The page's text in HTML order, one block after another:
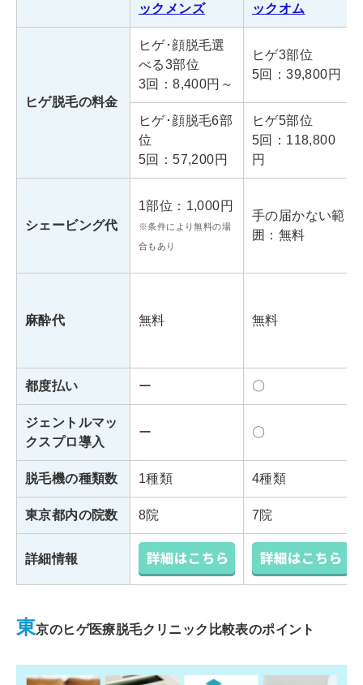
ックメンズ
ックオム
ヒゲ脱毛の料金
ヒゲ･顔脱毛選
べる3部位
3回：8,400円～
ヒゲ3部位
5回：39,800円
ヒゲ･顔脱毛6部
位
5回：57,200円
ヒゲ5部位
5回：118,800
円
シェービング代
1部位：1,000円
※条件により無料の場
合もあり
手の届かない範
囲：無料
麻酔代 無料 無料
都度払い ー 〇
ジェントルマッ
クスプロ導入
ー 〇
脱毛機の種類数 1種類 4種類
東京都内の院数 8院 7院
詳細情報
東京のヒゲ医療脱毛クリニック比較表のポイント